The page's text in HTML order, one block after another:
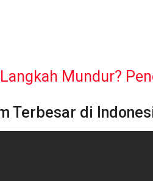
Mundur?
Terbesar di